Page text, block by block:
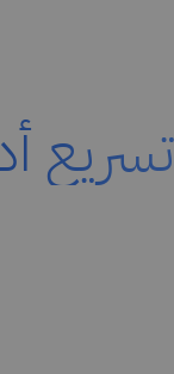
تسريع